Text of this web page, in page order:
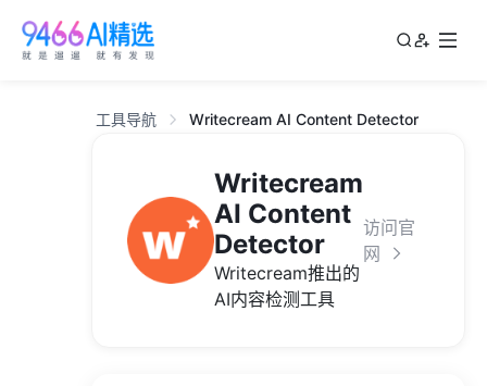
工具导航 Writecream AI Content Detector
Writecream
AI Content
Detector
Writecream推出的
AI内容检测工具
访问官
网